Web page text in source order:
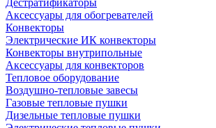
Дестратификаторы
Аксессуары для обогревателей
Конвекторы
Электрические ИК конвекторы
Конвекторы внутрипольные
Аксессуары для конвекторов
Тепловое оборудование
Воздушно-тепловые завесы
Газовые тепловые пушки
Дизельные тепловые пушки